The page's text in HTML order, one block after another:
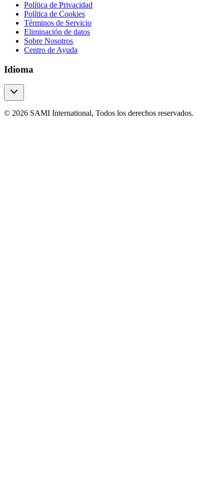
Política de Privacidad
Política de Cookies
Términos de Servicio
Eliminación de datos
Sobre Nosotros
Centro de Ayuda
Idioma
© 2026 SAMI International, Todos los derechos reservados.